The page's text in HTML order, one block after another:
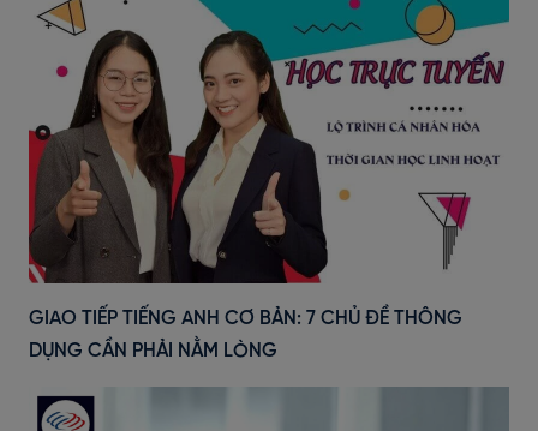
GIAO TIẾP TIẾNG ANH CƠ BẢN: 7 CHỦ ĐỀ THÔNG
DỤNG CẦN PHẢI NẰM LÒNG